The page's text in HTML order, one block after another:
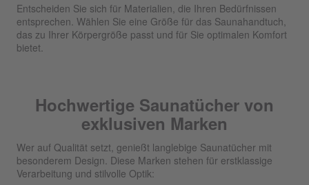
Entscheiden Sie sich für Materialien, die Ihren Bedürfnissen
entsprechen. Wählen Sie eine Größe für das Saunahandtuch,
das zu Ihrer Körpergröße passt und für Sie optimalen Komfort
bietet.
Hochwertige Saunatücher von
exklusiven Marken
Wer auf Qualität setzt, genießt langlebige Saunatücher mit
besonderem Design. Diese Marken stehen für erstklassige
Verarbeitung und stilvolle Optik: